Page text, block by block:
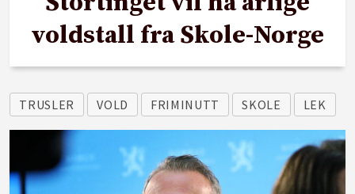
voldstall fra Skole-Norge
TRUSLER VOLD FRIMINUTT SKOLE LEK